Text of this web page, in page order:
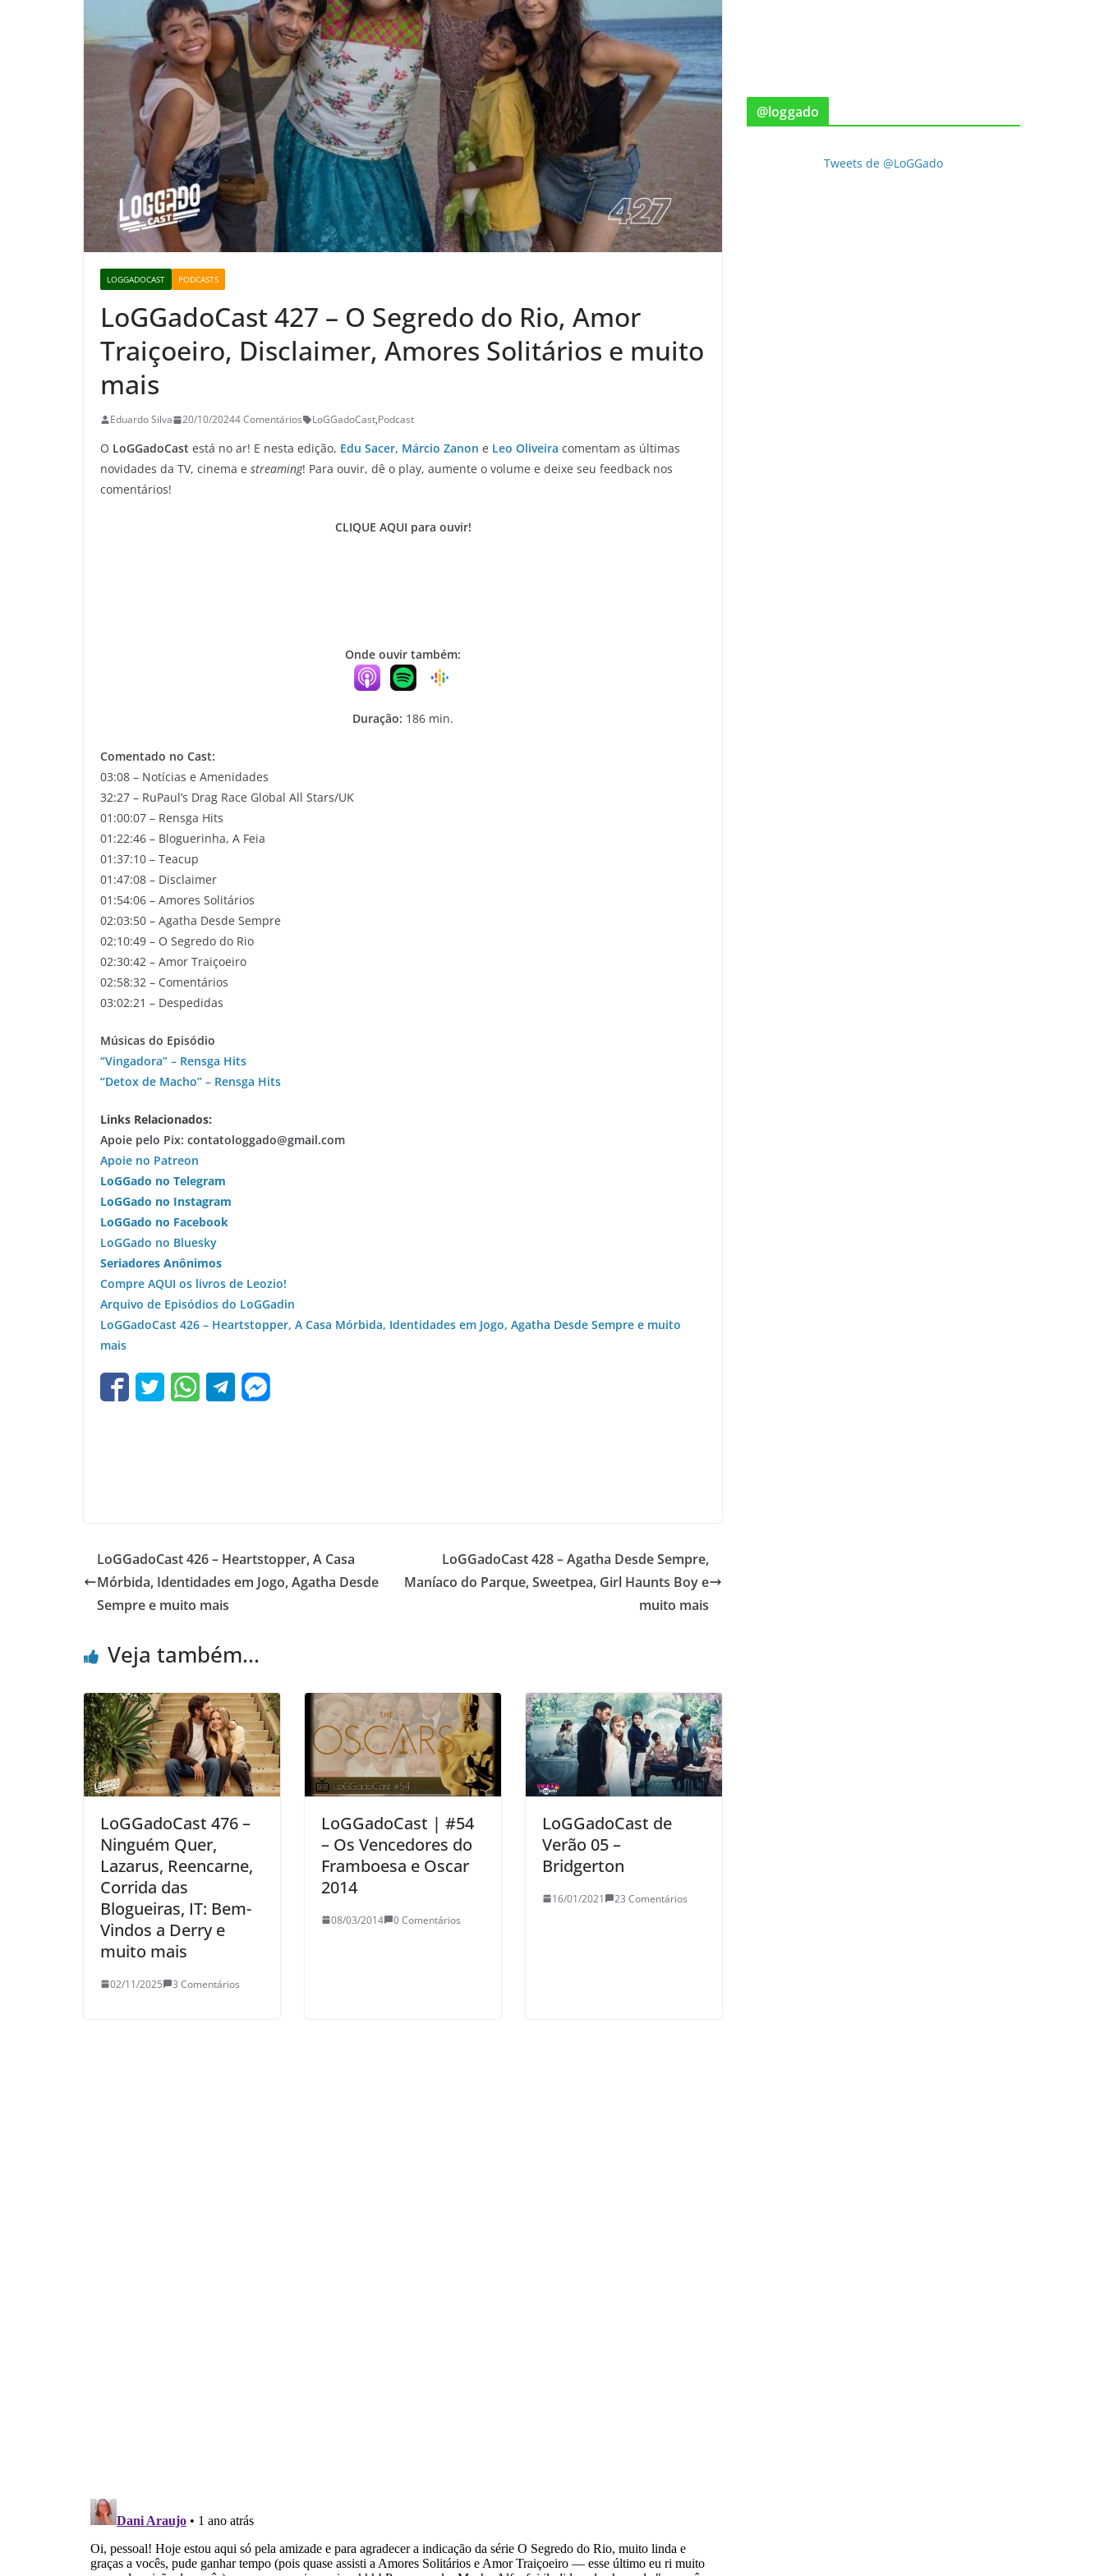
LOGGADOCAST PODCASTS
LoGGadoCast 427 – O Segredo do Rio, Amor
Traiçoeiro, Disclaimer, Amores Solitários e muito
mais
Eduardo Silva 20/10/20244 Comentários LoGGadoCast,Podcast
O LoGGadoCast está no ar! E nesta edição, Edu Sacer, Márcio Zanon e Leo Oliveira comentam as últimas
novidades da TV, cinema e streaming! Para ouvir, dê o play, aumente o volume e deixe seu feedback nos
comentários!
CLIQUE AQUI para ouvir!
Onde ouvir também:
Duração: 186 min.
Comentado no Cast:
03:08 – Notícias e Amenidades
32:27 – RuPaul’s Drag Race Global All Stars/UK
01:00:07 – Rensga Hits
01:22:46 – Bloguerinha, A Feia
01:37:10 – Teacup
01:47:08 – Disclaimer
01:54:06 – Amores Solitários
02:03:50 – Agatha Desde Sempre
02:10:49 – O Segredo do Rio
02:30:42 – Amor Traiçoeiro
02:58:32 – Comentários
03:02:21 – Despedidas
Músicas do Episódio
“Vingadora” – Rensga Hits
“Detox de Macho” – Rensga Hits
Links Relacionados:
Apoie pelo Pix: contatologgado@gmail.com
Apoie no Patreon
LoGGado no Telegram
LoGGado no Instagram
LoGGado no Facebook
LoGGado no Bluesky
Seriadores Anônimos
Compre AQUI os livros de Leozio!
Arquivo de Episódios do LoGGadin
LoGGadoCast 426 – Heartstopper, A Casa Mórbida, Identidades em Jogo, Agatha Desde Sempre e muito
mais
LoGGadoCast 426 – Heartstopper, A Casa
Mórbida, Identidades em Jogo, Agatha Desde
Sempre e muito mais
LoGGadoCast 428 – Agatha Desde Sempre,
Maníaco do Parque, Sweetpea, Girl Haunts Boy e
muito mais
Veja também...
LoGGadoCast 476 –
Ninguém Quer,
Lazarus, Reencarne,
Corrida das
Blogueiras, IT: Bem-
Vindos a Derry e
muito mais
02/11/2025 3 Comentários
LoGGadoCast | #54
– Os Vencedores do
Framboesa e Oscar
2014
08/03/2014 0 Comentários
LoGGadoCast de
Verão 05 –
Bridgerton
16/01/2021 23 Comentários
@loggado
Tweets de @LoGGado